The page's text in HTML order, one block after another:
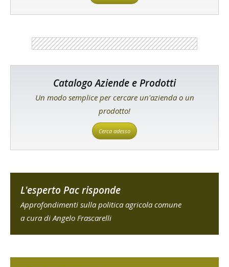
Catalogo Aziende e Prodotti
Un modo semplice per cercare un'azienda o un
prodotto!
Cerca adesso
L'esperto Pac risponde
Approfondimenti sulla politica agricola comune
a cura di Angelo Frascarelli